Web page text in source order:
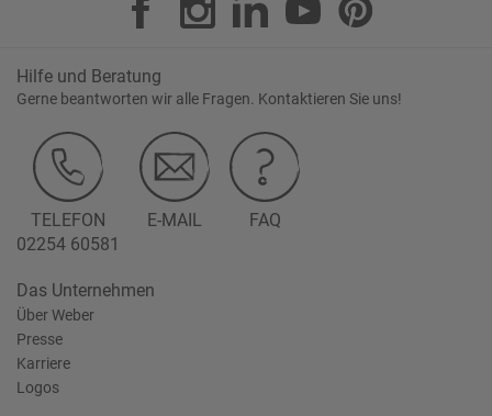
Hilfe und Beratung
Gerne beantworten wir alle Fragen. Kontaktieren Sie uns!
TELEFON
02254 60581
E-MAIL FAQ
Das Unternehmen
Über Weber
Presse
Karriere
Logos